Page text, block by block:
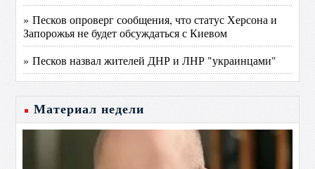
» Песков опроверг сообщения, что статус Херсона и
Запорожья не будет обсуждаться с Киевом
» Песков назвал жителей ДНР и ЛНР "украинцами"
Материал недели